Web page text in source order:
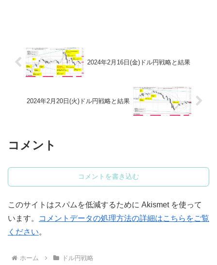
2024年2月16日(金)ドル円戦略と結果
2024年2月20日(火)ドル円戦略と結果
コメント
コメントを書き込む
このサイトはスパムを低減するために Akismet を使って
います。
コメントデータの処理方法の詳細はこちらをご覧
ください。
ホーム ドル円戦略